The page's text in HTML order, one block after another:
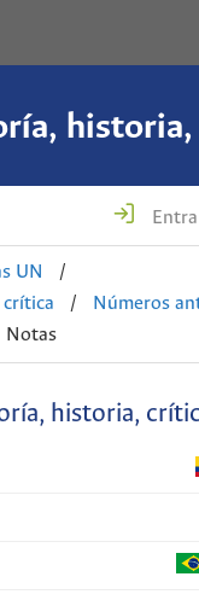
UN
/
/
Números
Notas
historia,